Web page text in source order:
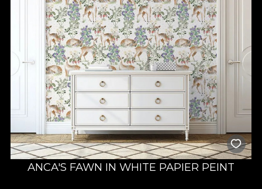
ANCA'S FAWN IN WHITE PAPIER PEINT